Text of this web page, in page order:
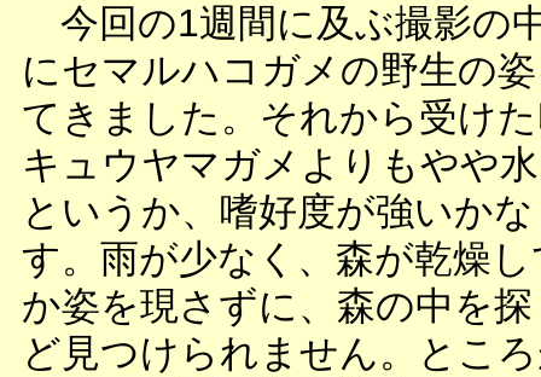
今回の1週間に及ぶ撮影の
にセマルハコガメの野生の
てきました。それから受け
キュウヤマガメよりもやや
というか、嗜好度が強いか
す。雨が少なく、森が乾燥
か姿を現さずに、森の中を
ど見つけられません。とこ